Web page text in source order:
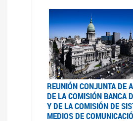
REUNIÓN CONJUNTA DE
DE LA COMISIÓN BANCA
Y DE LA COMISIÓN DE
MEDIOS DE